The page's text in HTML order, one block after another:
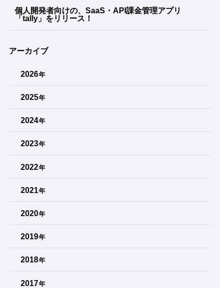
個人開発者向けの、SaaS・API課金管理アプリ
「tally」をリリース！
アーカイブ
2026年
2025年
2024年
2023年
2022年
2021年
2020年
2019年
2018年
2017年